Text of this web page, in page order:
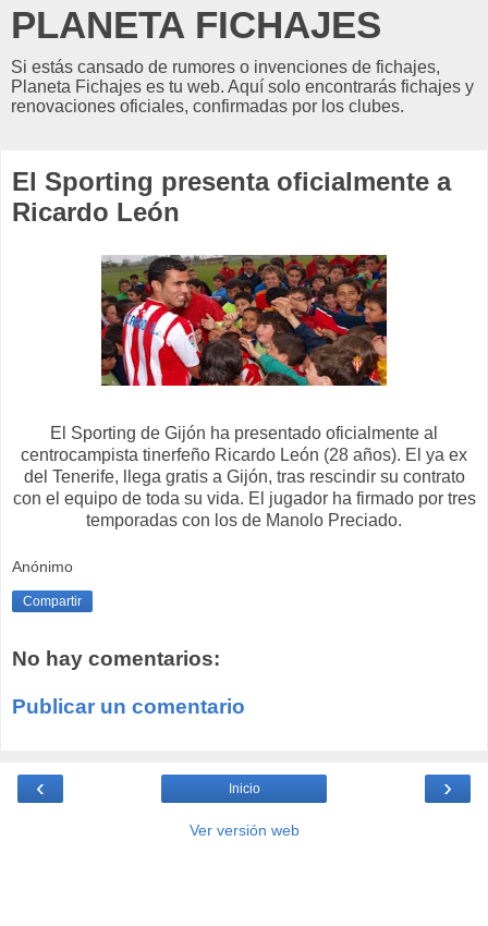
PLANETA FICHAJES
Si estás cansado de rumores o invenciones de fichajes,
Planeta Fichajes es tu web. Aquí solo encontrarás fichajes y
renovaciones oficiales, confirmadas por los clubes.
El Sporting presenta oficialmente a
Ricardo León
El Sporting de Gijón ha presentado oficialmente al
centrocampista tinerfeño Ricardo León (28 años). El ya ex
del Tenerife, llega gratis a Gijón, tras rescindir su contrato
con el equipo de toda su vida. El jugador ha firmado por tres
temporadas con los de Manolo Preciado.
Anónimo
Compartir
No hay comentarios:
Publicar un comentario
‹ ›
Inicio
Ver versión web